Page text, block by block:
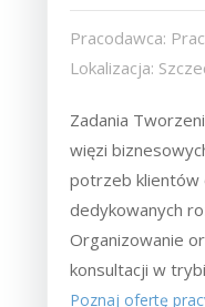
Pracodawca:
Lokalizacja:
Zadania
więzi
potrzeb klientów
dedykowanych
Organizowanie
konsultacji w
Poznaj ofertę